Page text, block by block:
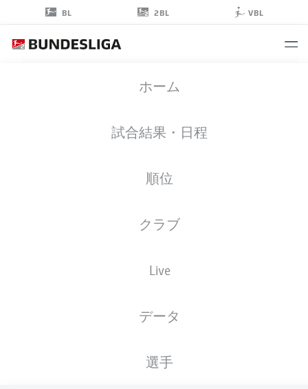
BL 2BL VBL
ホーム
試合結果・日程
順位
クラブ
Live
データ
選手
29.03.1995